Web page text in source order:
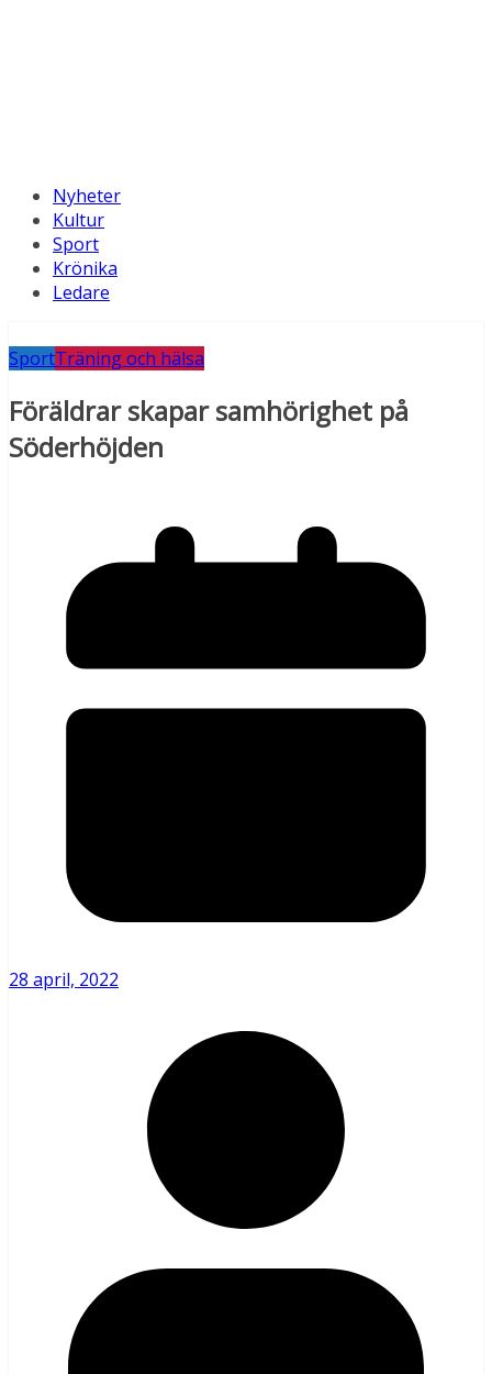
Nyheter
Kultur
Sport
Krönika
Ledare
SportTräning och hälsa
Föräldrar skapar samhörighet på
Söderhöjden
28 april, 2022